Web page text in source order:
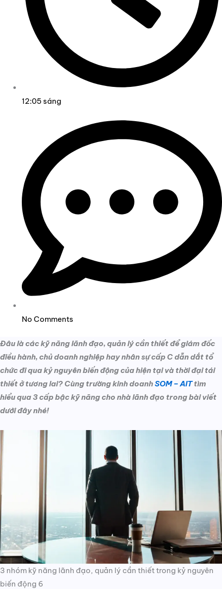
12:05 sáng
No Comments
Đâu là các kỹ năng lãnh đạo, quản lý cần thiết để giám đốc
điều hành, chủ doanh nghiệp hay nhân sự cấp C dẫn dắt tổ
chức đi qua kỷ nguyên biến động của hiện tại và thời đại tái
thiết ở tương lai? Cùng trường kinh doanhSOM – AITtìm
hiểu qua 3 cấp bậc kỹ năng cho nhà lãnh đạo trong bài viết
dưới đây nhé!
3 nhóm kỹ năng lãnh đạo, quản lý cần thiết trong kỷ nguyên
biến động 6